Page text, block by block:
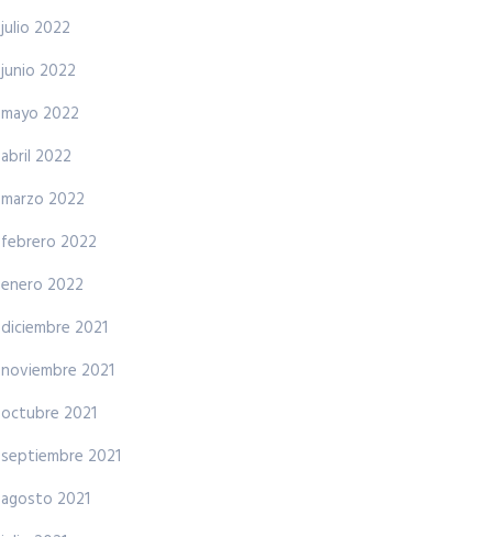
julio 2022
junio 2022
mayo 2022
abril 2022
marzo 2022
febrero 2022
enero 2022
diciembre 2021
noviembre 2021
octubre 2021
septiembre 2021
agosto 2021